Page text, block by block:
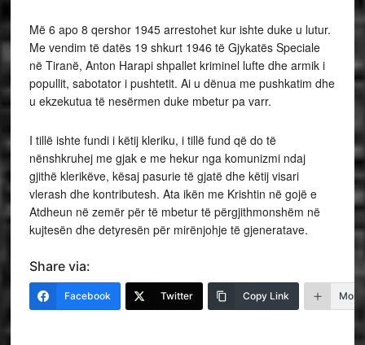
Më 6 apo 8 qershor 1945 arrestohet kur ishte duke u lutur.
Me vendim të datës 19 shkurt 1946 të Gjykatës Speciale
në Tiranë, Anton Harapi shpallet kriminel lufte dhe armik i
popullit, sabotator i pushtetit. Ai u dënua me pushkatim dhe
u ekzekutua të nesërmen duke mbetur pa varr.
I tillë ishte fundi i këtij kleriku, i tillë fund që do të
nënshkruhej me gjak e me hekur nga komunizmi ndaj
gjithë klerikëve, kësaj pasurie të gjatë dhe këtij visari
vlerash dhe kontributesh. Ata ikën me Krishtin në gojë e
Atdheun në zemër për të mbetur të përgjithmonshëm në
kujtesën dhe detyresën për mirënjohje të gjeneratave.
Share via:
Facebook Twitter Copy Link More